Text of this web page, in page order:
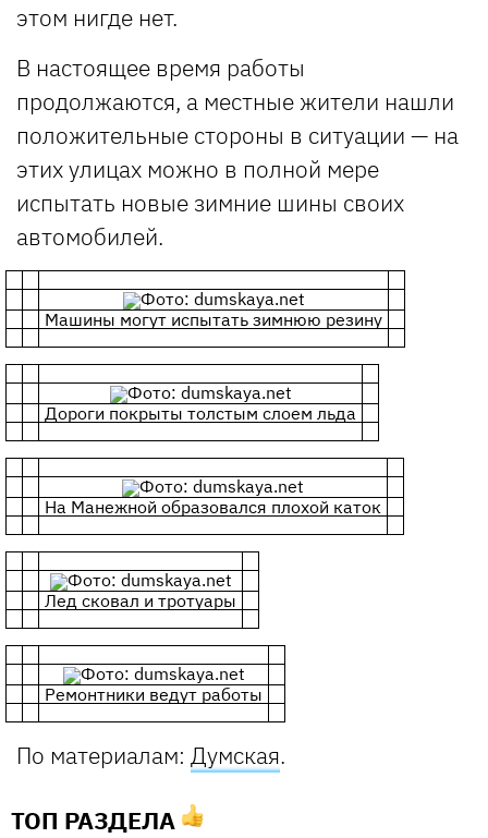
этом нигде нет.
В настоящее время работы
продолжаются, а местные жители нашли
положительные стороны в ситуации — на
этих улицах можно в полной мере
испытать новые зимние шины своих
автомобилей.
Фото: dumskaya.net
Машины могут испытать зимнюю резину
Фото: dumskaya.net
Дороги покрыты толстым слоем льда
Фото: dumskaya.net
На Манежной образовался плохой каток
Фото: dumskaya.net
Лед сковал и тротуары
Фото: dumskaya.net
Ремонтники ведут работы
По материалам: Думская.
ТОП РАЗДЕЛА